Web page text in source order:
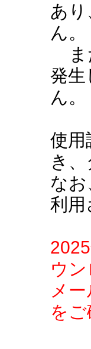
あ
ん。
ま
発生
ん。
使用
き
な
利用
ウ
メ
を